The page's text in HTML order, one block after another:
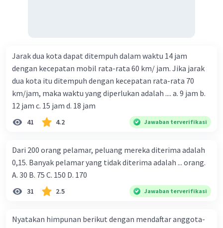
Jarak dua kota dapat ditempuh dalam waktu 14 jam
dengan kecepatan mobil rata-rata 60 km/ jam. Jika jarak
dua kota itu ditempuh dengan kecepatan rata-rata 70
km/jam, maka waktu yang diperlukan adalah .... a. 9 jam b.
12 jam c. 15 jam d. 18 jam
41 4.2 Jawaban terverifikasi
Dari 200 orang pelamar, peluang mereka diterima adalah
0,15. Banyak pelamar yang tidak diterima adalah ... orang.
A. 30 B. 75 C. 150 D. 170
31 2.5 Jawaban terverifikasi
Nyatakan himpunan berikut dengan mendaftar anggota-